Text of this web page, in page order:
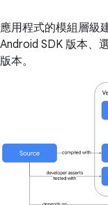
應用程式的模組層級
Android SDK 版本、
版本。